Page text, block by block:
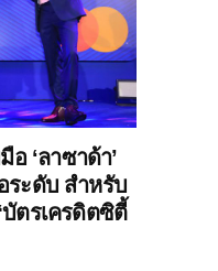
อ ‘ลาซาด้า’
ระดับ สำหรับ
ตรเครดิตซิตี้